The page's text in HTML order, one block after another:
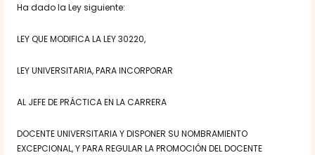
Ha dado la Ley siguiente:
LEY QUE MODIFICA LA LEY 30220,
LEY UNIVERSITARIA, PARA INCORPORAR
AL JEFE DE PRÁCTICA EN LA CARRERA
DOCENTE UNIVERSITARIA Y DISPONER SU NOMBRAMIENTO
EXCEPCIONAL, Y PARA REGULAR LA PROMOCIÓN DEL DOCENTE